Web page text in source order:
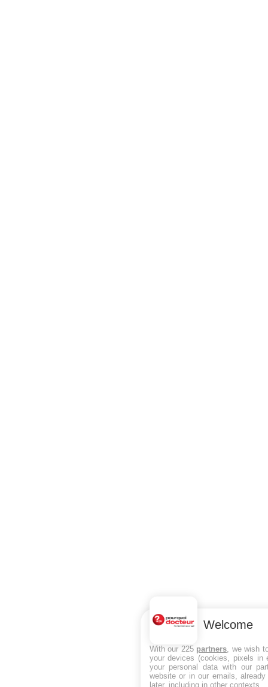
Welcome
With our 225 partners , we wish
your devices (cookies, pixels in
your personal data with our
website or in our emails,
later, including in other contexts.